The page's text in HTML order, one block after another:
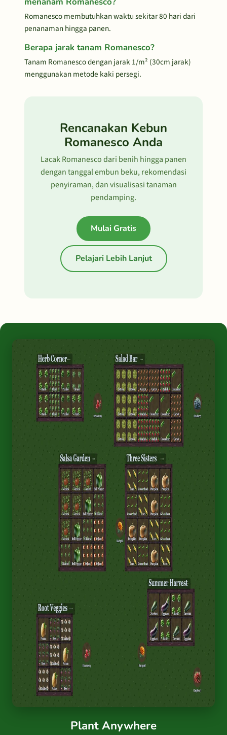
Romanesco membutuhkan waktu sekitar 80 hari dari
penanaman hingga panen.
Berapa jarak tanam Romanesco?
Tanam Romanesco dengan jarak 1/m² (30cm jarak)
menggunakan metode kaki persegi.
Rencanakan Kebun
Romanesco Anda
Lacak Romanesco dari benih hingga panen
dengan tanggal embun beku, rekomendasi
penyiraman, dan visualisasi tanaman
pendamping.
Mulai Gratis
Pelajari Lebih Lanjut
Plant Anywhere